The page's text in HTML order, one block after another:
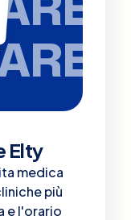
Elty
medica
più
e l'orario